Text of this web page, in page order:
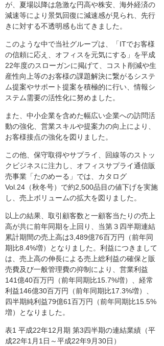
が、夏場以降は急激な円高や株安、海外経済の
減速等により景気回復に減速感が見られ、先行
きに対する不透明感も出てきました。
このような中で当社グループは、「ITでお客様
の信頼に応え、オフィスを元気にする」を平成
22年度のスローガンに掲げて、コスト削減や生
産性向上等のお客様の課題解決に繋がるシステ
ム提案やサポート提案を積極的に行い、情報シ
ステム需要の活性化に努めました。
また、中小企業を含めた幅広い企業への訪問活
動の強化、営業スキルや提案力の向上により、
お客様接点の強化を図りました。
この他、保守取得やサプライ、回線等のストッ
クビジネスに注力し、オフィスサプライ通信販
売事業「たのめーる」では、カタログ
Vol.24（秋冬号）で約2,500品目の値下げを実施
し、売上ボリュームの拡大を図りました。
以上の結果、取引顧客数と一顧客当たりの売上
高が共に前年同期を上回り、当第３四半期連結
累計期間の売上高は3,489億76百万円（前年同
期比8.4%増）となりました。利益につきまして
は、売上高の伸長による売上総利益の確保と販
売費及び一般管理費の抑制により、営業利益
141億40百万円（前年同期比15.7%増）、経常
利益146億30百万円（前年同期比17.3%増）、
四半期純利益79億61百万円（前年同期比15.5%
増）となりました。
表1 平成22年12月期 第3四半期の連結業績（平
成22年1月1日～平成22年9月30日）